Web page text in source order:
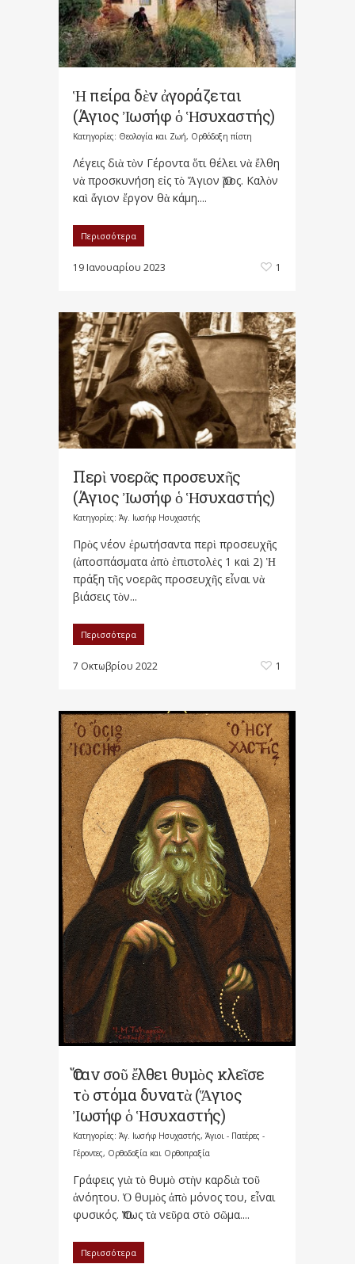
Ἡ πείρα δὲν ἀγοράζεται
(Άγιος Ἰωσήφ ὁ Ἡσυχαστής)
Κατηγορίες: Θεολογία και Ζωή, Ορθόδοξη πίστη
Λέγεις διὰ τὸν Γέροντα ὅτι θέλει νὰ ἔλθη
νὰ προσκυνήση εἰς τὸ Ἅγιον Ὅρος. Καλὸν
καὶ ἅγιον ἔργον θὰ κάμη....
Περισσότερα
19 Ιανουαρίου 2023 1
Περὶ νοερᾶς προσευχῆς
(Άγιος Ἰωσήφ ὁ Ἡσυχαστής)
Κατηγορίες: Άγ. Ιωσήφ Ησυχαστής
Πρὸς νέον ἐρωτήσαντα περὶ προσευχῆς
(ἀποσπάσματα ἀπὸ ἐπιστολὲς 1 καὶ 2) Ἡ
πράξη τῆς νοερᾶς προσευχῆς εἶναι νὰ
βιάσεις τὸν...
Περισσότερα
7 Οκτωβρίου 2022 1
Ὅταν σοῦ ἔλθει θυμὸς κλεῖσε
τὸ στόμα δυνατὰ (Ἅγιος
Ἰωσήφ ὁ Ἡσυχαστής)
Κατηγορίες: Άγ. Ιωσήφ Ησυχαστής, Άγιοι - Πατέρες -
Γέροντες, Ορθοδοξία και Ορθοπραξία
Γράφεις γιὰ τὸ θυμὸ στὴν καρδιὰ τοῦ
ἀνόητου. Ὁ θυμὸς ἀπὸ μόνος του, εἶναι
φυσικός. Ὅπως τὰ νεῦρα στὸ σῶμα....
Περισσότερα